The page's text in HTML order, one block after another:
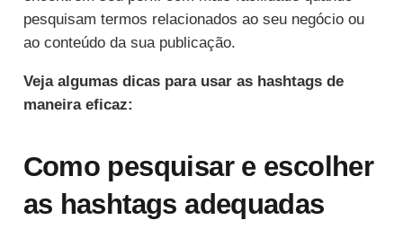
pesquisam termos relacionados ao seu negócio ou
ao conteúdo da sua publicação.
Veja algumas dicas para usar as hashtags de
maneira eficaz:
Como pesquisar e escolher
as hashtags adequadas